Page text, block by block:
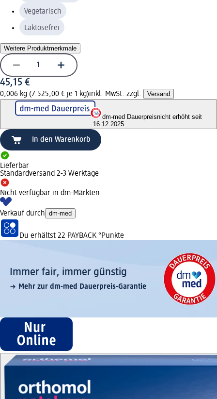
Vegetarisch
Laktosefrei
Weitere Produktmerkmale
45,15 €
0,006 kg (7.525,00 € je 1 kg)inkl. MwSt. zzgl. Versand
dm-med Dauerpreisnicht erhöht seit
16.12.2025
In den Warenkorb
Lieferbar
Standardversand 2-3 Werktage
Nicht verfügbar in dm-Märkten
Verkauf durch dm-med
Du erhältst 22 PAYBACK °Punkte
Immer fair,­ immer günstig
Mehr zur dm-med Dauerpreis-Garantie